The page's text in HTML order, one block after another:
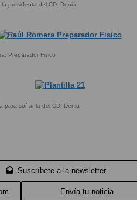
presidenta del CD. Dénia
Preparador Fisico
para soñar la del CD. Dénia
Suscríbete a la newsletter
Envía tu noticia